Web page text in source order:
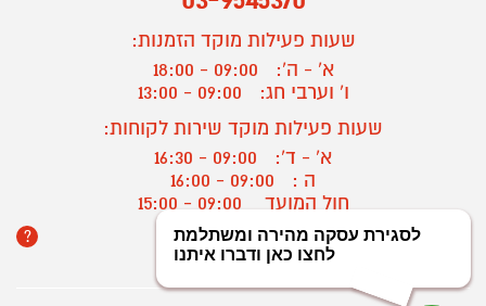
שעות פעילות מוקד הזמנות:
א' - ה':
09:00 - 18:00
ו' וערבי חג:
09:00 - 13:00
שעות פעילות מוקד שירות לקוחות:
א' - ד':
09:00 - 16:30
ה :
09:00 - 16:00
חול המועד
? יצירת קשר/ביטול הזמנה